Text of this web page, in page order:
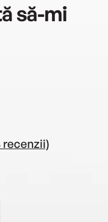
să-mi
recenzii)